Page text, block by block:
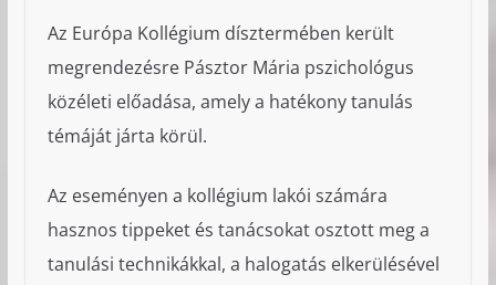
Az Európa Kollégium dísztermében került
megrendezésre Pásztor Mária pszichológus
közéleti előadása, amely a hatékony tanulás
témáját járta körül.
Az eseményen a kollégium lakói számára
hasznos tippeket és tanácsokat osztott meg a
tanulási technikákkal, a halogatás elkerülésével